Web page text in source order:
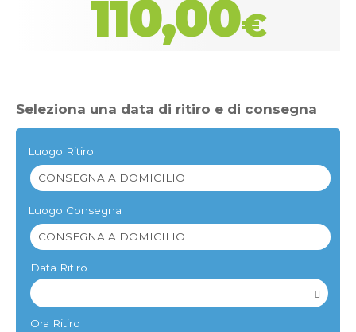
110,00€
Seleziona una data di ritiro e di consegna
Luogo Ritiro
Luogo Consegna
Data Ritiro
Ora Ritiro